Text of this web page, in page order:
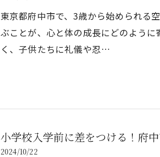
東京都府中市で、3歳から始められる
ぶことが、心と体の成長にどのよう
く、子供たちに礼儀や忍…
小学校入学前に差をつける！府
2024/10/22